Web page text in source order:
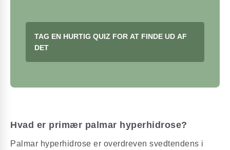
TAG EN HURTIG QUIZ FOR AT FINDE UD AF
DET
Hvad er primær palmar hyperhidrose?
Palmar hyperhidrose er overdreven svedtendens i